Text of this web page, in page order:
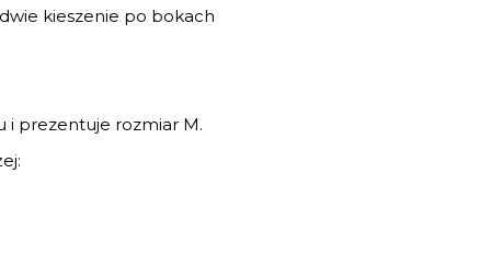
kieszenie po bokach
i prezentuje rozmiar M.